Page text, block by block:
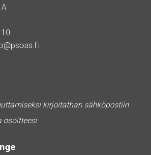
kirjoitathan sähköpostiin
osoitteesi